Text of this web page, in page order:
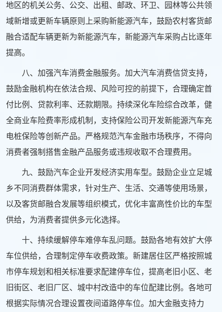
地区的机关公务、公交、出租、邮政、环卫、园林等公共领
域新增或更新车辆原则上采购新能源汽车，鼓励农村客货邮
融合适配车辆更新为新能源汽车，新能源汽车采购占比逐年
提高。
八、加强汽车消费金融服务。加大汽车消费信贷支持，
鼓励金融机构在依法合规、风险可控的前提下，合理确定首
付比例、贷款利率、还款期限。持续深化车险综合改革，健
全商业车险费率形成机制，支持保险公司开发新能源汽车充
电桩保险等创新产品。严格规范汽车金融市场秩序，不得向
消费者强制搭售金融产品服务或违规收取不合理费用。
九、鼓励汽车企业开发经济实用车型。鼓励企业立足城
乡不同消费群体需求，针对生产、生活、交通等使用场景，
以及客货邮融合发展等组织模式，优化丰富高性价比的车型
供给，为消费者提供多元化选择。
十、持续缓解停车难停车乱问题。鼓励各地有效扩大停
车位供给，合理制定停车收费政策。新建居住区严格按照城
市停车规划和相关标准要求配建停车位，提高老旧小区、老
旧街区、老旧厂区、城中村改造中的车位配建比例。各地可
根据实际情况合理设置夜间道路停车位。加大金融支持力